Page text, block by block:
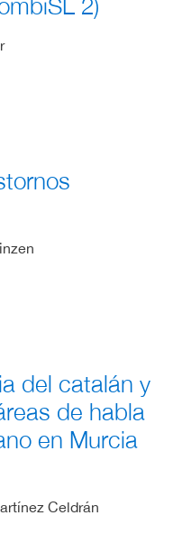
del catalán y
de habla
en Murcia
Celdrán